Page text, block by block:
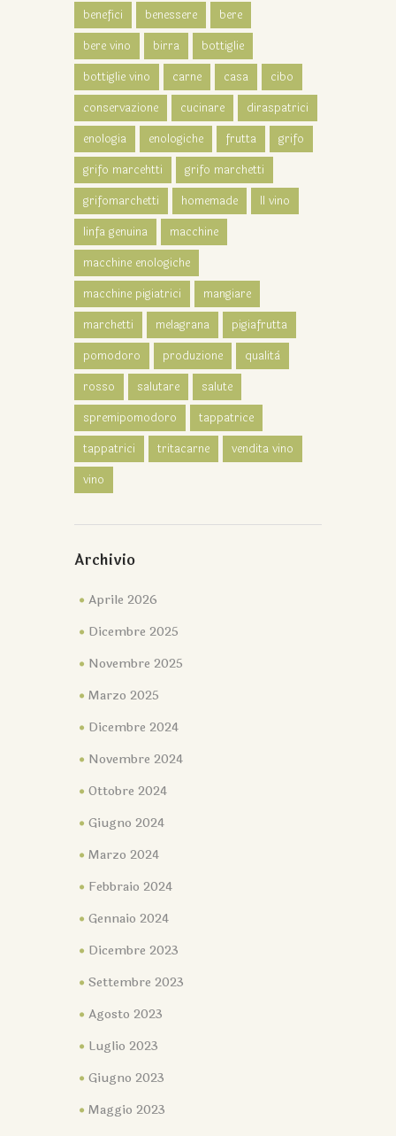
benefici
benessere
bere
bere vino
birra
bottiglie
bottiglie vino
carne casa
cibo
conservazione
cucinare
diraspatrici
enologia
enologiche frutta
grifo
grifo marcehtti
grifo marchetti
grifomarchetti
homemade
Il vino
linfa genuina
macchine
macchine enologiche
macchine pigiatrici
mangiare
marchetti
melagrana
pigiafrutta
pomodoro
produzione
qualità
rosso
salutare
salute
spremipomodoro
tappatrice
tappatrici
tritacarne
vendita vino
vino
Archivio
Aprile 2026
Dicembre 2025
Novembre 2025
Marzo 2025
Dicembre 2024
Novembre 2024
Ottobre 2024
Giugno 2024
Marzo 2024
Febbraio 2024
Gennaio 2024
Dicembre 2023
Settembre 2023
Agosto 2023
Luglio 2023
Giugno 2023
Maggio 2023